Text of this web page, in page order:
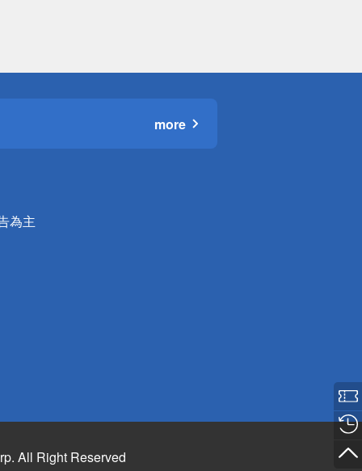
more
為主
All Right Reserved